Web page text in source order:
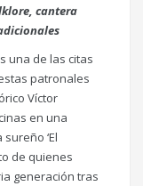
cantera
una de las citas
patronales
Víctor
en una
‘El
de quienes
generación tras